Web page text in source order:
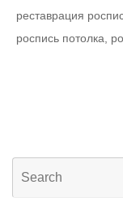
реставрация
роспись потолка
for: